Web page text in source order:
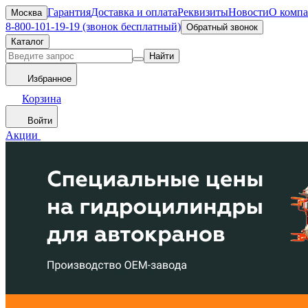
Москва ГарантияДоставка и оплатаРеквизитыНовостиО
8-800-101-19-19 (звонок бесплатный) Обратный звонок
Каталог
Найти
Избранное
Корзина
Войти
Акции